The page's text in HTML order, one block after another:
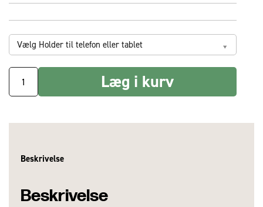
Vælg Holder til telefon eller tablet
Læg i kurv
Beskrivelse
Beskrivelse